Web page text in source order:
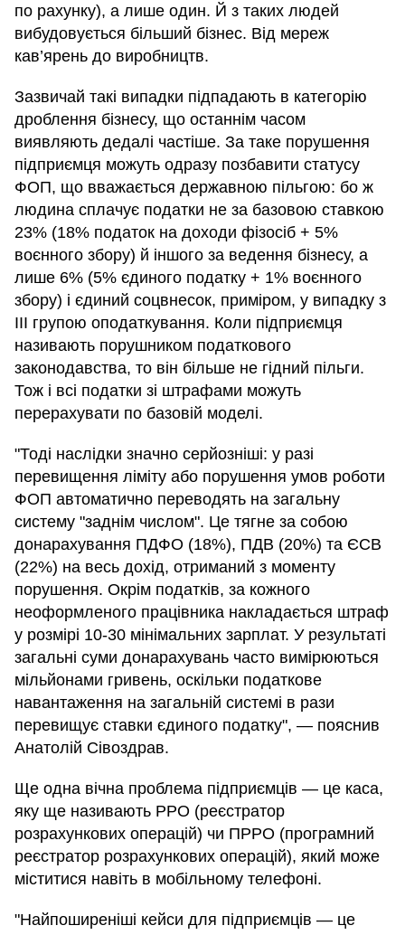
по рахунку), а лише один. Й з таких людей
вибудовується більший бізнес. Від мереж
кав’ярень до виробництв.
Зазвичай такі випадки підпадають в категорію
дроблення бізнесу, що останнім часом
виявляють дедалі частіше. За таке порушення
підприємця можуть одразу позбавити статусу
ФОП, що вважається державною пільгою: бо ж
людина сплачує податки не за базовою ставкою
23% (18% податок на доходи фізосіб + 5%
воєнного збору) й іншого за ведення бізнесу, а
лише 6% (5% єдиного податку + 1% воєнного
збору) і єдиний соцвнесок, приміром, у випадку з
III групою оподаткування. Коли підприємця
називають порушником податкового
законодавства, то він більше не гідний пільги.
Тож і всі податки зі штрафами можуть
перерахувати по базовій моделі.
"Тоді наслідки значно серйозніші: у разі
перевищення ліміту або порушення умов роботи
ФОП автоматично переводять на загальну
систему "заднім числом". Це тягне за собою
донарахування ПДФО (18%), ПДВ (20%) та ЄСВ
(22%) на весь дохід, отриманий з моменту
порушення. Окрім податків, за кожного
неоформленого працівника накладається штраф
у розмірі 10-30 мінімальних зарплат. У результаті
загальні суми донарахувань часто вимірюються
мільйонами гривень, оскільки податкове
навантаження на загальній системі в рази
перевищує ставки єдиного податку", — пояснив
Анатолій Сівоздрав.
Ще одна вічна проблема підприємців — це каса,
яку ще називають РРО (реєстратор
розрахункових операцій) чи ПРРО (програмний
реєстратор розрахункових операцій), який може
міститися навіть в мобільному телефоні.
"Найпоширеніші кейси для підприємців — це